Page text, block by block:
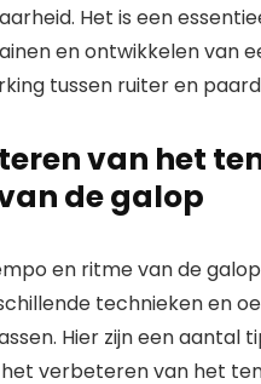
Het is een
en ontwikkelen van
tussen ruiter en
van het
de galop
en ritme van de
technieken en
Hier zijn een aantal
verbeteren van het